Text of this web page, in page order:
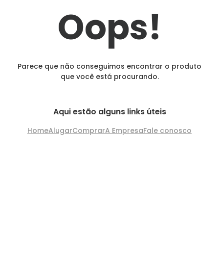
Oops!
Parece que não conseguimos encontrar o produto
que você está procurando.
Aqui estão alguns links úteis
HomeAlugarComprarA EmpresaFale conosco